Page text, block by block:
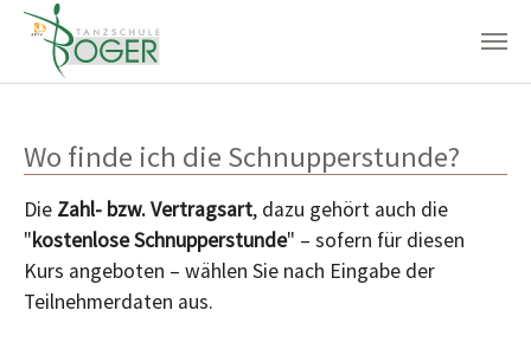
Wo finde ich die Schnupperstunde?
Die Zahl- bzw. Vertragsart, dazu gehört auch die
"kostenlose Schnupperstunde" – sofern für diesen
Kurs angeboten – wählen Sie nach Eingabe der
Teilnehmerdaten aus.